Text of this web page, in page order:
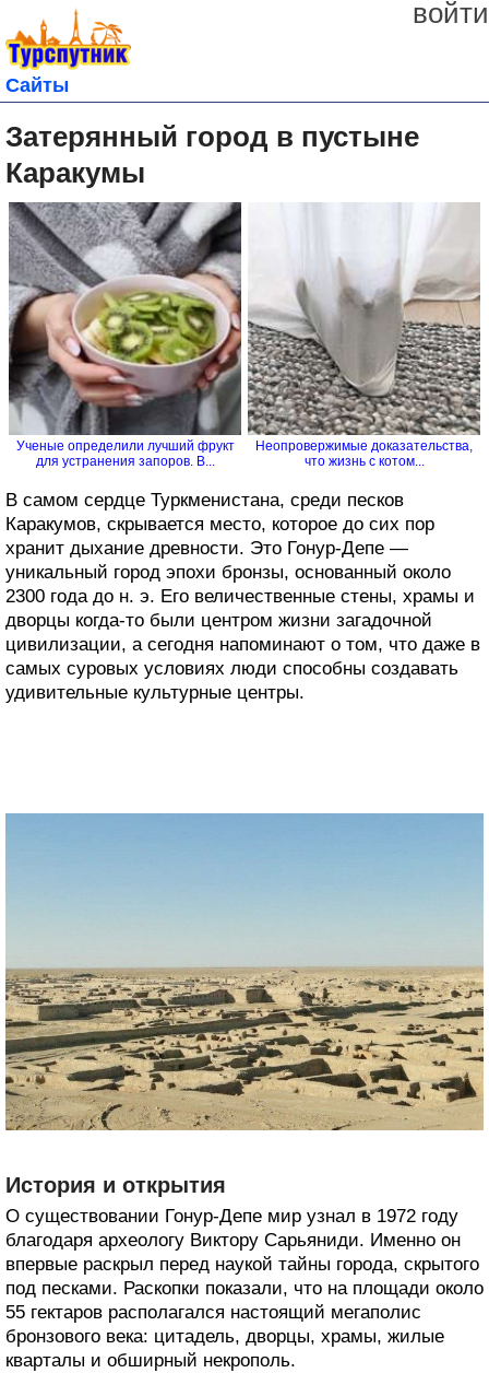
войти
Сайты
Затерянный город в пустыне
Каракумы
Ученые определили лучший фрукт
для устранения запоров. В...
Неопровержимые доказательства,
что жизнь с котом...
В самом сердце Туркменистана, среди песков
Каракумов, скрывается место, которое до сих пор
хранит дыхание древности. Это Гонур-Депе —
уникальный город эпохи бронзы, основанный около
2300 года до н. э. Его величественные стены, храмы и
дворцы когда-то были центром жизни загадочной
цивилизации, а сегодня напоминают о том, что даже в
самых суровых условиях люди способны создавать
удивительные культурные центры.
История и открытия
О существовании Гонур-Депе мир узнал в 1972 году
благодаря археологу Виктору Сарьяниди. Именно он
впервые раскрыл перед наукой тайны города, скрытого
под песками. Раскопки показали, что на площади около
55 гектаров располагался настоящий мегаполис
бронзового века: цитадель, дворцы, храмы, жилые
кварталы и обширный некрополь.